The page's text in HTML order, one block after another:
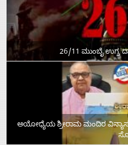
26/11 ಮುಂಬೈ ಉಗ್ರ
ಅಯೋಧ್ಯೆಯ ಶ್ರೀರಾಮ ಮಂದಿರ